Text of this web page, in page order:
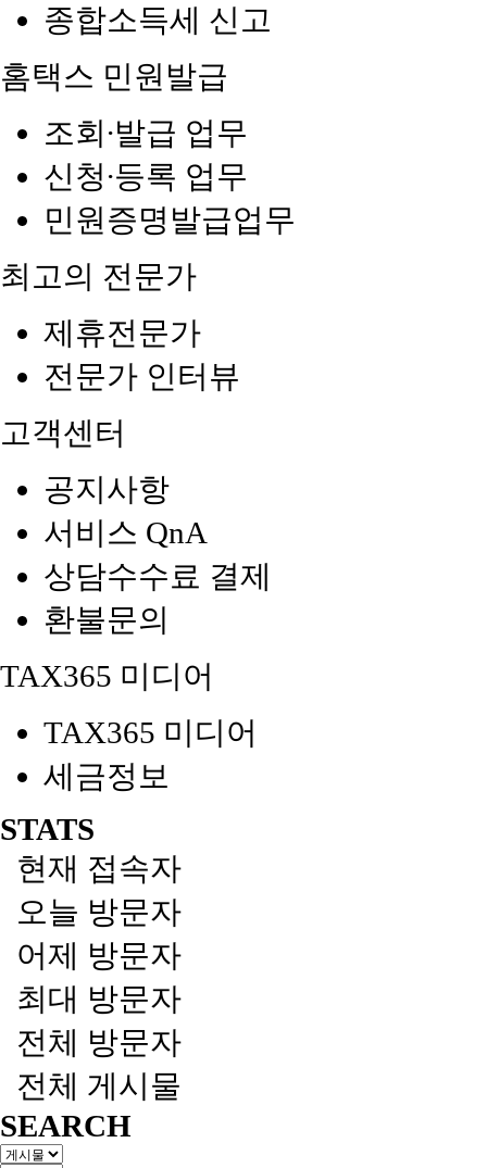
종합소득세 신고
홈택스 민원발급
조회∙발급 업무
신청∙등록 업무
민원증명발급업무
최고의 전문가
제휴전문가
전문가 인터뷰
고객센터
공지사항
서비스 QnA
상담수수료 결제
환불문의
TAX365 미디어
TAX365 미디어
세금정보
STATS
현재 접속자
오늘 방문자
어제 방문자
최대 방문자
전체 방문자
전체 게시물
SEARCH